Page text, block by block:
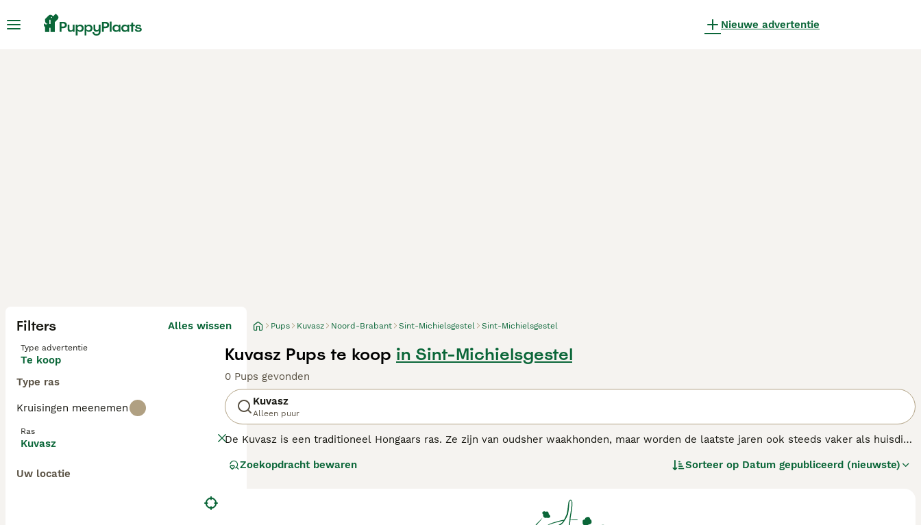
Nieuwe advertentie
Filters Alles wissen
Type advertentie
Te koop
Type ras
Kruisingen meenemen
Ras
Kuvasz
Uw locatie
Pups Kuvasz Noord-Brabant Sint-Michielsgestel Sint-Michielsgestel
Kuvasz Pups te koop in Sint-Michielsgestel
0 Pups gevonden
Kuvasz
Alleen puur
De Kuvasz is een traditioneel Hongaars ras. Ze zijn van oudsher waakhonden, maar worden de laatste jaren ook steeds vaker als huisdier
Zoekopdracht bewaren Sorteer op Datum gepubliceerd (nieuwste)